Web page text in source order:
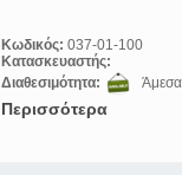
Κωδικός:037-01-100
Κατασκευαστής:
Διαθεσιμότητα:
Άμεσα
Περισσότερα